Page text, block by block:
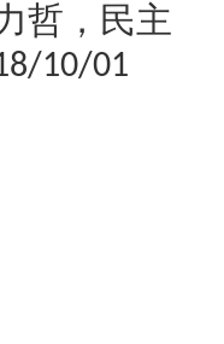
哲，民主
10/01